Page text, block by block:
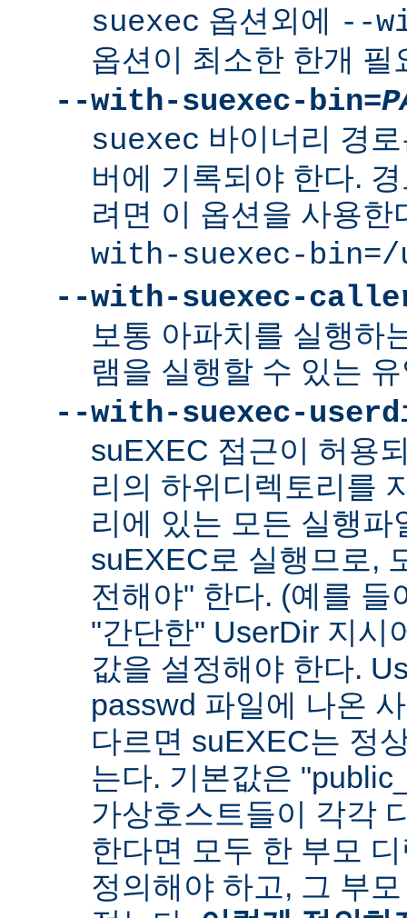
suexec 옵션외에
--
옵션이 최소한 한개 필
--with-suexec-bin=
suexec 바이너리 경
버에 기록되야 한다.
려면 이 옵션을 사용
with-suexec-
--with-suexec-
보통 아파치를 실행하
램을 실행할 수 있는
--with-suexec-
suEXEC 접근이 허용
리의 하위디렉토리를
리에 있는 모든 실행파
suEXEC로 실행므로,
전해야" 한다. (예를 들
"간단한" UserDir 지시
값을 설정해야 한다.
passwd 파일에 나온
다르면 suEXEC는 정
는다. 기본값은
가상호스트들이 각각
한다면 모두 한 부모
정의해야 하고, 그 부